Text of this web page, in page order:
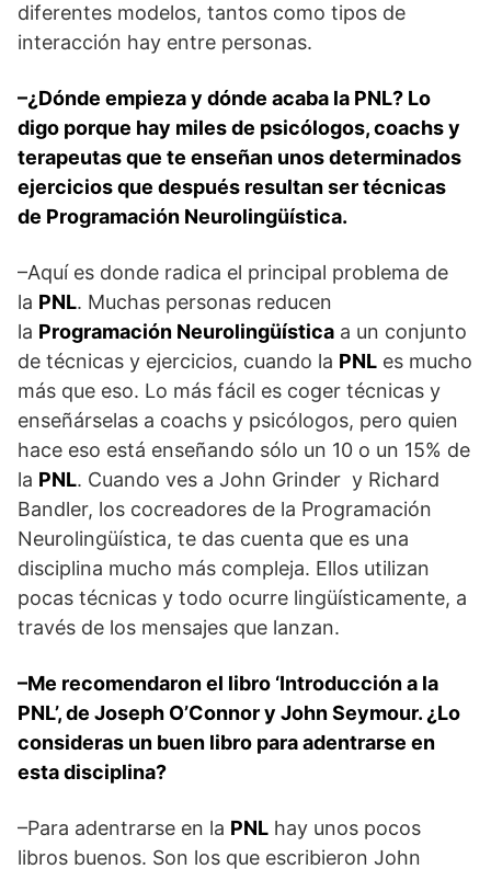
diferentes modelos, tantos como tipos de
interacción hay entre personas.
–¿Dónde empieza y dónde acaba la PNL? Lo
digo porque hay miles de psicólogos, coachs y
terapeutas que te enseñan unos determinados
ejercicios que después resultan ser técnicas
de Programación Neurolingüística.
–Aquí es donde radica el principal problema de
la PNL. Muchas personas reducen
la Programación Neurolingüística a un conjunto
de técnicas y ejercicios, cuando la PNL es mucho
más que eso. Lo más fácil es coger técnicas y
enseñárselas a coachs y psicólogos, pero quien
hace eso está enseñando sólo un 10 o un 15% de
la PNL. Cuando ves a John Grinder y Richard
Bandler, los cocreadores de la Programación
Neurolingüística, te das cuenta que es una
disciplina mucho más compleja. Ellos utilizan
pocas técnicas y todo ocurre lingüísticamente, a
través de los mensajes que lanzan.
–Me recomendaron el libro ‘Introducción a la
PNL’, de Joseph O’Connor y John Seymour. ¿Lo
consideras un buen libro para adentrarse en
esta disciplina?
–Para adentrarse en la PNL hay unos pocos
libros buenos. Son los que escribieron John